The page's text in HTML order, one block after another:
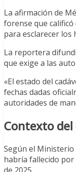
La afirmación de
forense que
para esclarecer los
La reportera
que exige a las
«El estado del
fechas dadas
autoridades de
Contexto del
Según el Ministerio
habría fallecido